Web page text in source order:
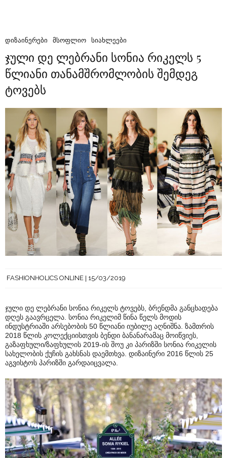
ᲓᲘᲖᲐᲘᲜᲔᲠᲔᲑᲘ ᲛᲡᲝᲤᲚᲘᲝ ᲡᲘᲐᲮᲚᲔᲔᲑᲘ
ჯული დე ლებრანი სონია რიკელს 5
წლიანი თანამშრომლობის შემდეგ
ტოვებს
FASHIONHOLICS ONLINE 15/03/2019
ჯული დე ლებრანი სონია რიკელს ტოვებს, ბრენდმა განცხადება
დღეს გაავრცელა. სონია რიკელიმ წინა წელს მოდის
ინდუსტრიაში არსებობის 50 წლიანი იუბილე აღნიშნა. ზამთრის
2018 წლის კოლექციისთვის ბენდი ბანანარამაც მოიწვიეს,
გაზაფხული/ზაფხულის 2019-ის შოუ კი პარიზში სონია რიკელის
სახელობის ქუჩის გახსნას დაემთხვა. დიზაინერი 2016 წლის 25
აგვისტოს პარიზში გარდაიცვალა.